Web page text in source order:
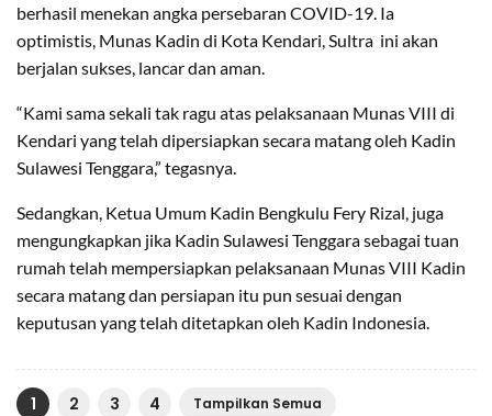
berhasil menekan angka persebaran COVID-19. Ia
optimistis, Munas Kadin di Kota Kendari, Sultra ini akan
berjalan sukses, lancar dan aman.
“Kami sama sekali tak ragu atas pelaksanaan Munas VIII di
Kendari yang telah dipersiapkan secara matang oleh Kadin
Sulawesi Tenggara,” tegasnya.
Sedangkan, Ketua Umum Kadin Bengkulu Fery Rizal, juga
mengungkapkan jika Kadin Sulawesi Tenggara sebagai tuan
rumah telah mempersiapkan pelaksanaan Munas VIII Kadin
secara matang dan persiapan itu pun sesuai dengan
keputusan yang telah ditetapkan oleh Kadin Indonesia.
1 2 3 4 Tampilkan Semua